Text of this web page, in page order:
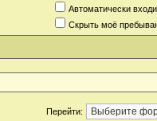
Автоматически
Скрыть моё
Перейти: